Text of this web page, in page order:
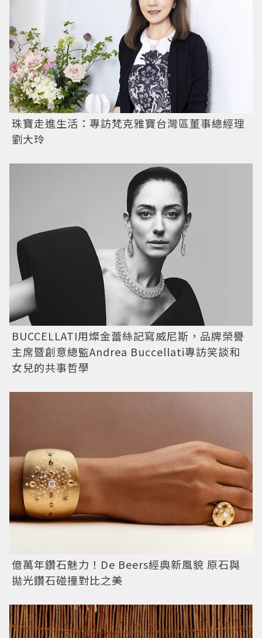
珠寶走進生活：專訪梵克雅寶台灣區董事總經理
劉大玲
BUCCELLATI用燦金蕾絲記寫威尼斯，品牌榮譽
主席暨創意總監Andrea Buccellati專訪笑談和
女兒的共事哲學
億萬年鑽石魅力！De Beers經典新風貌 原石與
拋光鑽石碰撞對比之美